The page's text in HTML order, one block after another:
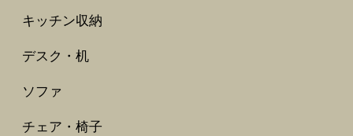
キッチン収納
デスク・机
ソファ
チェア・椅子